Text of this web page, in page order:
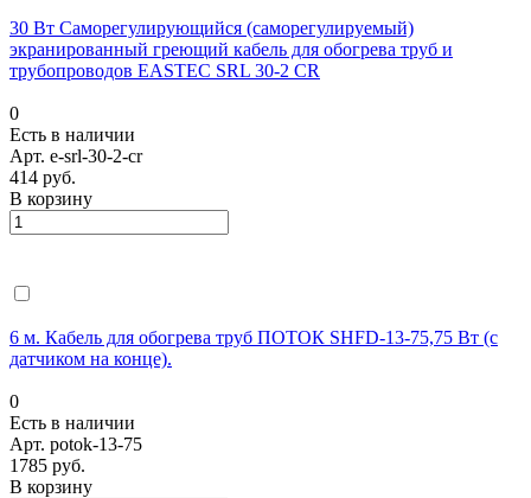
30 Вт Саморегулирующийся (саморегулируемый)
экранированный греющий кабель для обогрева труб и
трубопроводов EASTEC SRL 30-2 CR
0
Есть в наличии
Арт. e-srl-30-2-cr
414 руб.
В корзину
6 м. Кабель для обогрева труб ПОТОК SHFD-13-75,75 Вт (с
датчиком на конце).
0
Есть в наличии
Арт. potok-13-75
1785 руб.
В корзину